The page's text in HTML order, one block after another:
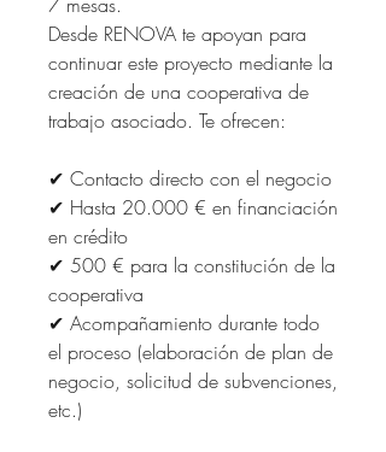
Desde RENOVA te apoyan para
continuar este proyecto mediante la
creación de una cooperativa de
trabajo asociado. Te ofrecen:
✔ Contacto directo con el negocio
✔ Hasta 20.000 € en financiación
en crédito
✔ 500 € para la constitución de la
cooperativa
✔ Acompañamiento durante todo
el proceso (elaboración de plan de
negocio, solicitud de subvenciones,
etc.)